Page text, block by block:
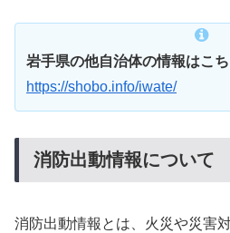
岩手県の他自治体の情報はこ
https://shobo.info/iwate/
消防出動情報について
消防出動情報とは、火災や災害